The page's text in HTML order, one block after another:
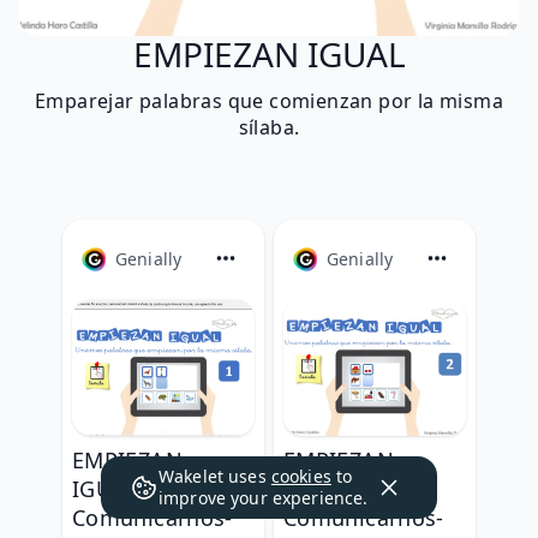
EMPIEZAN IGUAL
Emparejar palabras que comienzan por la misma
sílaba.
Genially
EMPIEZAN
IGUAL 1 by
Comunicarnos-
Genially
EMPIEZAN
IGUAL 2 by
Comunicarnos-
Wakelet uses cookies to
improve your experience.